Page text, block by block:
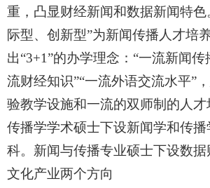
重，凸显财经新闻和数据新闻特色
际型、创新型”为新闻传播人才培
出“3+1”的办学理念： “一流新闻传
流财经知识”“一流外语交流水平”
验教学设施和一流的双师制的人
传播学学术硕士下设新闻学和传
科。新闻与传播专业硕士下设数
文化产业两个方向